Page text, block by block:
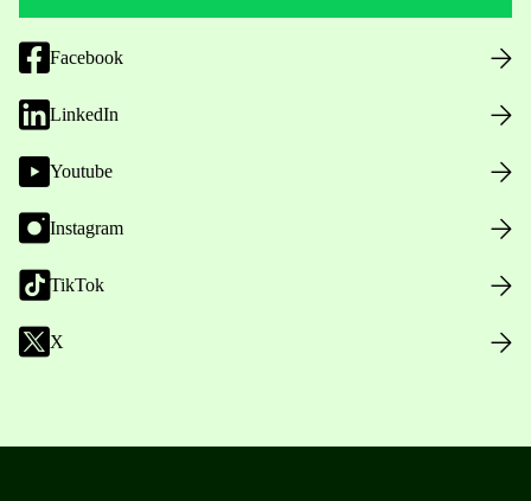
Facebook
LinkedIn
Youtube
Instagram
TikTok
X